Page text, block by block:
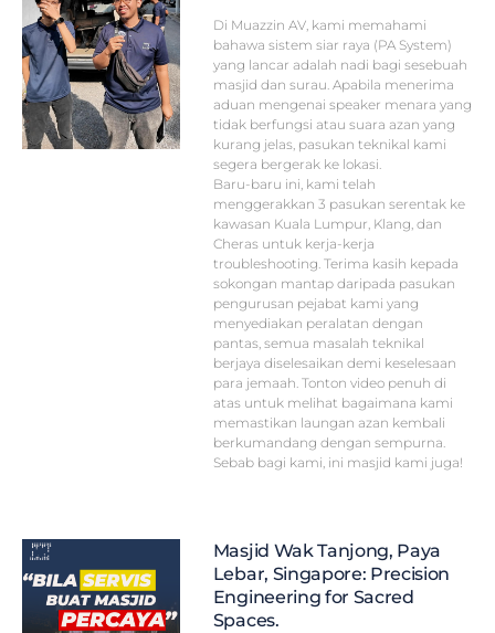
Di Muazzin AV, kami memahami
bahawa sistem siar raya (PA System)
yang lancar adalah nadi bagi sesebuah
masjid dan surau. Apabila menerima
aduan mengenai speaker menara yang
tidak berfungsi atau suara azan yang
kurang jelas, pasukan teknikal kami
segera bergerak ke lokasi.
Baru-baru ini, kami telah
menggerakkan 3 pasukan serentak ke
kawasan Kuala Lumpur, Klang, dan
Cheras untuk kerja-kerja
troubleshooting. Terima kasih kepada
sokongan mantap daripada pasukan
pengurusan pejabat kami yang
menyediakan peralatan dengan
pantas, semua masalah teknikal
berjaya diselesaikan demi keselesaan
para jemaah. Tonton video penuh di
atas untuk melihat bagaimana kami
memastikan laungan azan kembali
berkumandang dengan sempurna.
Sebab bagi kami, ini masjid kami juga!
Masjid Wak Tanjong, Paya
Lebar, Singapore: Precision
Engineering for Sacred
Spaces.